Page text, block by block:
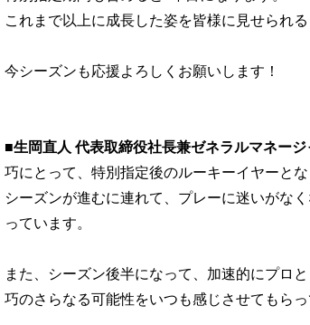
これまで以上に成長した姿を皆様に見せられ
今シーズンも応援よろしくお願いします！
■生岡直人 代表取締役社長兼ゼネラルマネージ
巧にとって、特別指定後のルーキーイヤーとな
シーズンが進むに連れて、プレーに迷いがな
っています。
また、シーズン後半になって、加速的にプロ
巧のさらなる可能性をいつも感じさせてもらっ